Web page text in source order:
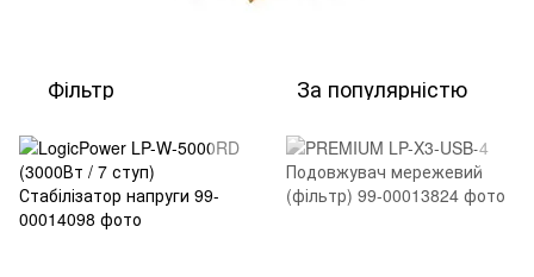
Фільтр За популярністю